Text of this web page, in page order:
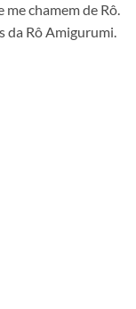
me chamem de Rô.
da Rô Amigurumi.